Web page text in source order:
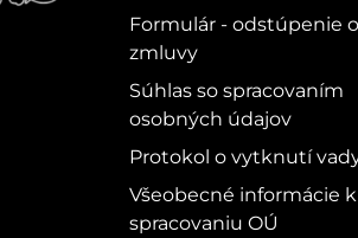
Formulár - odstúpenie
zmluvy
Súhlas so spracovaním
osobných údajov
Protokol o vytknutí
Všeobecné informácie k
spracovaniu OÚ